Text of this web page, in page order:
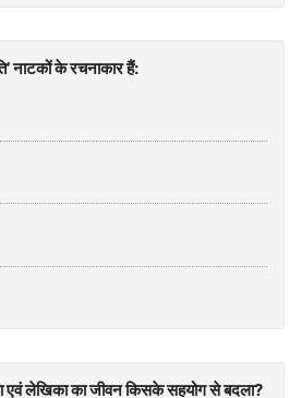
नाटकों के रचनाकार हैं:
एवं लेखिका का जीवन किसके सहयोग से बदला?